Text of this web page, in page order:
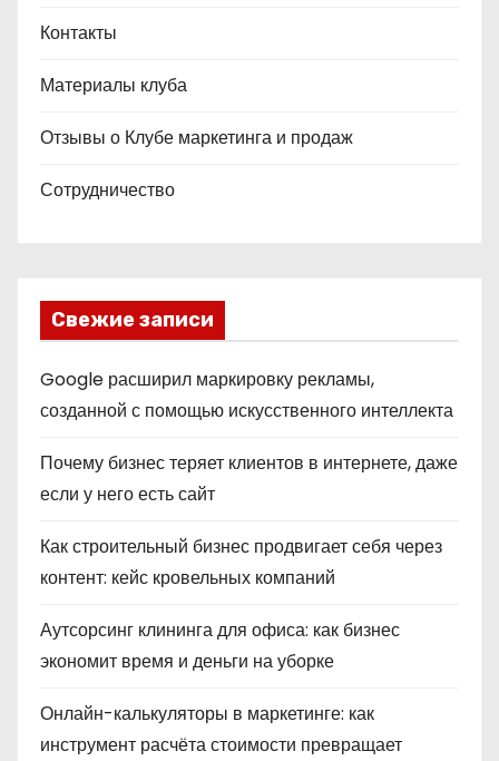
Контакты
Материалы клуба
Отзывы о Клубе маркетинга и продаж
Сотрудничество
Свежие записи
Google расширил маркировку рекламы,
созданной с помощью искусственного интеллекта
Почему бизнес теряет клиентов в интернете, даже
если у него есть сайт
Как строительный бизнес продвигает себя через
контент: кейс кровельных компаний
Аутсорсинг клининга для офиса: как бизнес
экономит время и деньги на уборке
Онлайн-калькуляторы в маркетинге: как
инструмент расчёта стоимости превращает